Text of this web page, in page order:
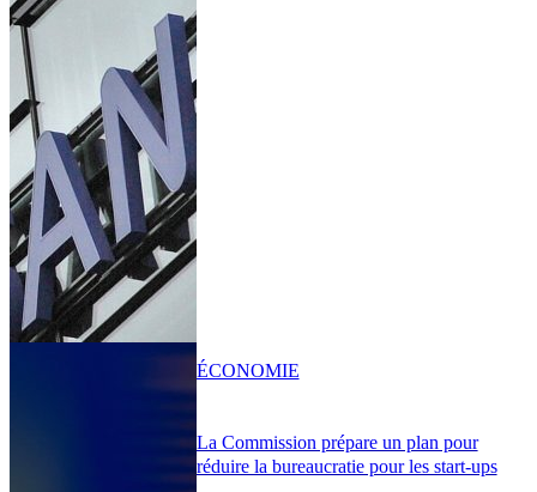
La Commission prépare un plan pour
réduire la bureaucratie pour les start-ups
ÉCONOMIE